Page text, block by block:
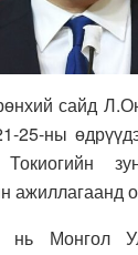
сайд
25-ны
ажиллагаанд
нь Монгол